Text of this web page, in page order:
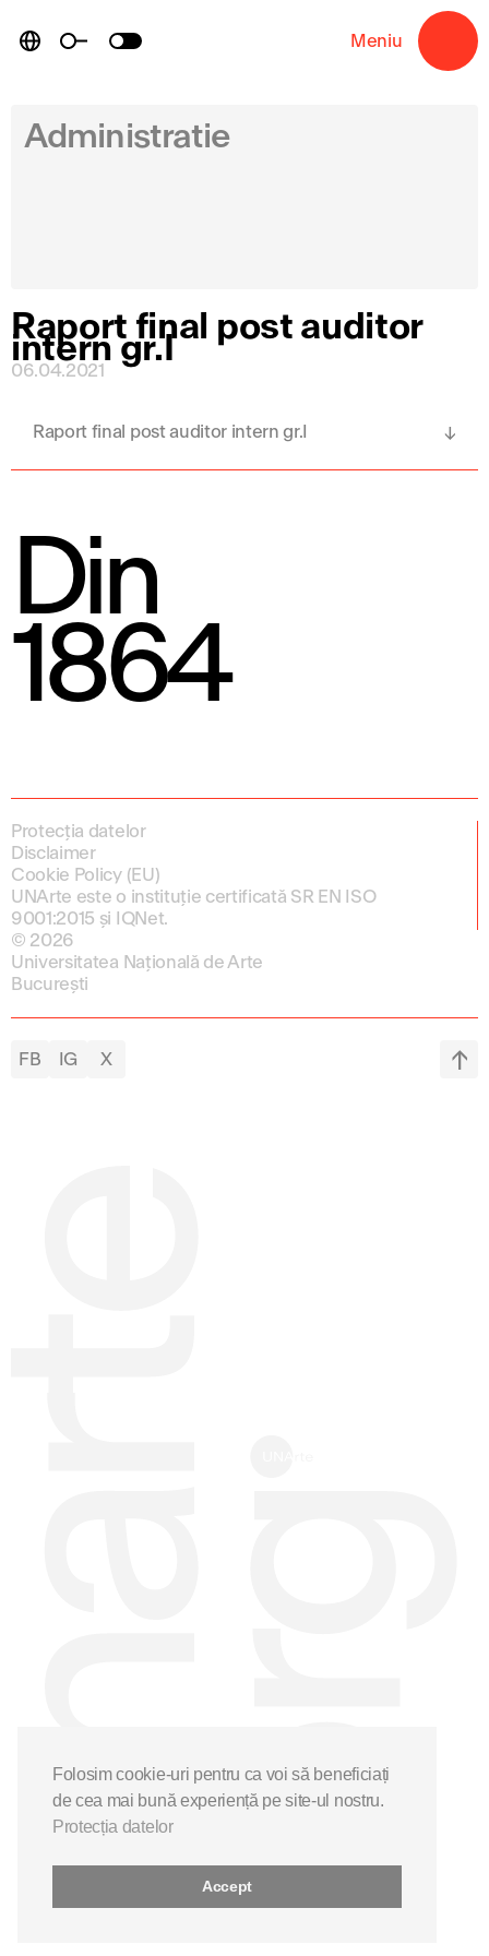
content
Meniu
Administratie
Raport final post auditor
intern gr.I
06.04.2021
Raport final post auditor intern gr.I
Din
1864
Protecția datelor
Disclaimer
Cookie Policy (EU)
UNArte este o instituție certificată SR EN ISO
9001:2015 și IQNet.
© 2026
Universitatea Națională de Arte
București
FB IG X
Folosim cookie-uri pentru ca voi să beneficiați
de cea mai bună experiență pe site-ul nostru.
Protecția datelor
Accept